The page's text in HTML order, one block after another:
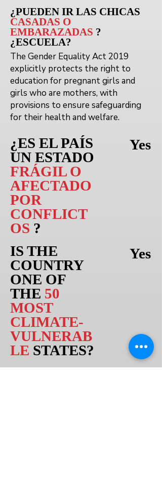
¿PUEDEN IRLAS CHICAS
CASADAS O
EMBARAZADAS ?
¿ESCUELA?
The Gender Equality Act 2019
explicitly protects the right to
education for pregnant girls and
girls who are mothers, with
provisions to ensure safeguarding
for their health and welfare.
¿ES EL PAÍS
UN ESTADO
FRÁGIL O
AFECTADO
POR
CONFLICT
OS ?
IS THE
COUNTRY
ONE OF
THE 50
MOST
CLIMATE-
VULNERAB
LE STATES?
IS IT ONE
Yes
Yes